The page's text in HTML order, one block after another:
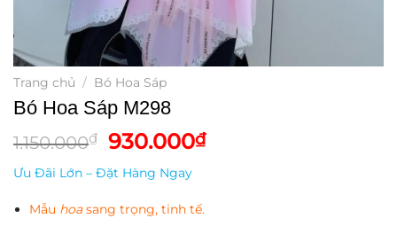
Trang chủ / Bó Hoa Sáp
Bó Hoa Sáp M298
1.150.000₫
Giá
gốc
là:
1.150.000₫.
930.000₫Giá
Ưu Đãi Lớn – Đặt Hàng Ngay
Mẫu hoasang trọng, tinh tế.